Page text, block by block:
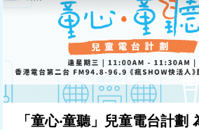
「童心‧童聽」兒童電台計劃